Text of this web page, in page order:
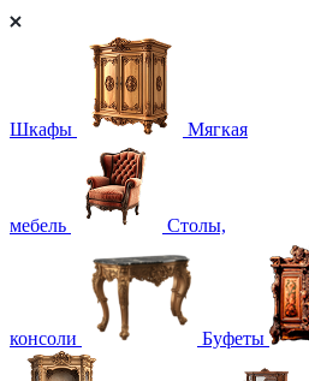
Шкафы Мягкая
мебель Столы,
консоли Буфеты